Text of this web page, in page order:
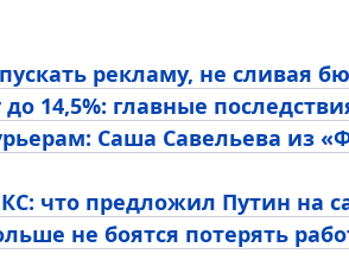
рекламу, не сливая
14,5%: главные
Саша Савельева из
что предложил Путин на
не боятся потерять